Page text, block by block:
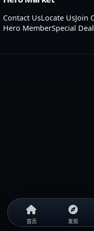
Contact UsLocate UsJoin
Hero MemberSpecial
首页 发现